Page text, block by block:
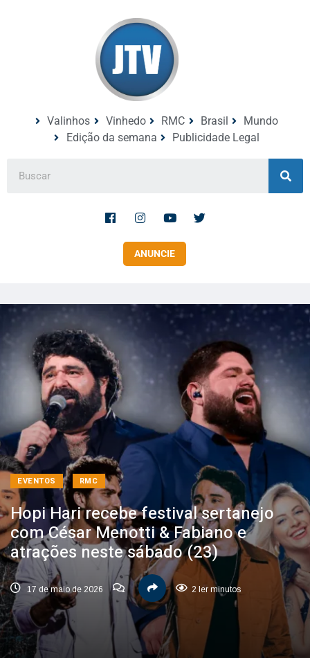
Valinhos Vinhedo RMC Brasil
Mundo
Edição da semana
Publicidade Legal
ANUNCIE
EVENTOS RMC
Hopi Hari recebe festival sertanejo
com César Menotti & Fabiano e
atrações neste sábado (23)
17 de maio de 2026 2 ler minutos